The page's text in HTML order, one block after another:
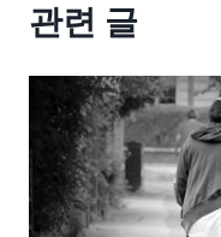
관련 글